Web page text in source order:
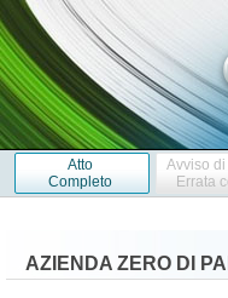
Atto
Completo
Avviso di
Errata
AZIENDA ZERO DI